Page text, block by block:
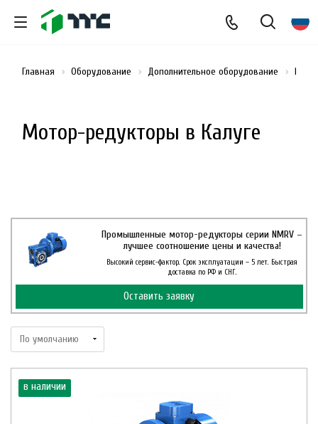
Мотор-редукторы в Калуге
Главная Оборудование Дополнительное оборудование
Промышленные мотор-редукторы серии NMRV –
лучшее соотношение цены и качества!
Высокий сервис-фактор. Срок эксплуатации – 5 лет. Быстрая
доставка по РФ и СНГ.
Оставить заявку
в наличии